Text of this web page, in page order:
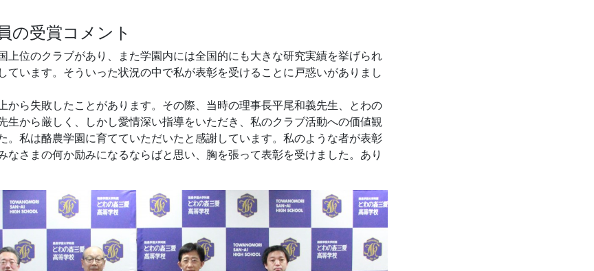
の受賞コメント
上位のクラブがあり、また学園内には全国的にも大きな研究実績を挙げられ
ています。そういった状況の中で私が表彰を受けることに戸惑いがありまし
から失敗したことがあります。その際、当時の理事長平尾和義先生、とわの
生から厳しく、しかし愛情深い指導をいただき、私のクラブ活動への価値観
。私は酪農学園に育てていただいたと感謝しています。私のような者が表彰
なさまの何か励みになるならばと思い、胸を張って表彰を受けました。あり